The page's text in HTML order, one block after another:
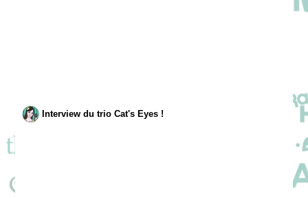
Interview du trio Cat's Eyes !